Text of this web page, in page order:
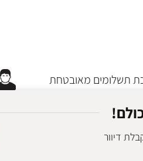
תשלומים מאובטחת
דיוור